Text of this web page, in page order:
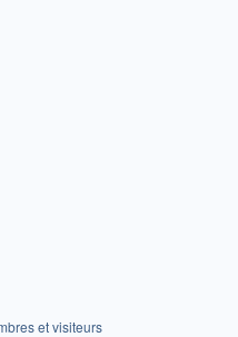
et visiteurs